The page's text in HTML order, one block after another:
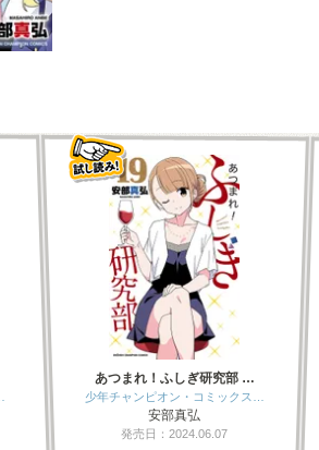
あつまれ！ふしぎ研究部 …
少年チャンピオン・コミックス…
安部真弘
発売日：2024.06.07